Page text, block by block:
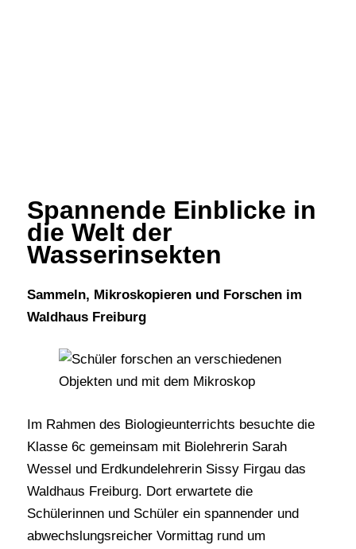
Spannende Einblicke in
die Welt der
Wasserinsekten
Sammeln, Mikroskopieren und Forschen im
Waldhaus Freiburg
Im Rahmen des Biologieunterrichts besuchte die
Klasse 6c gemeinsam mit Biolehrerin Sarah
Wessel und Erdkundelehrerin Sissy Firgau das
Waldhaus Freiburg. Dort erwartete die
Schülerinnen und Schüler ein spannender und
abwechslungsreicher Vormittag rund um